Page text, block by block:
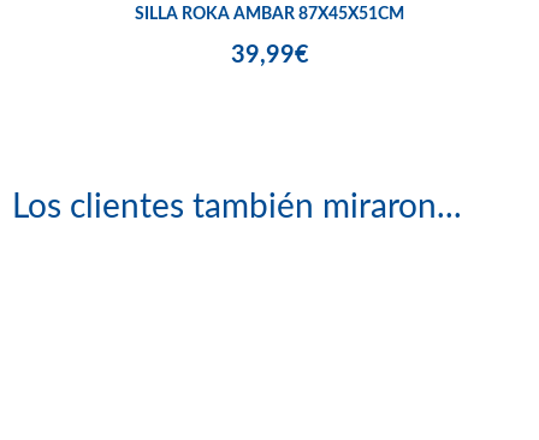
SILLA ROKA AMBAR 87X45X51CM
39,99€
Los clientes también miraron...